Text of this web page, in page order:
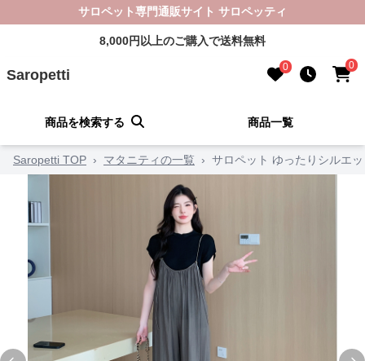
サロペット専門通販サイト サロペッティ
8,000円以上のご購入で送料無料
Saropetti 0 0
商品を検索する 商品一覧
Saropetti TOP › マタニティの一覧 › サロペット ゆったりシルエ